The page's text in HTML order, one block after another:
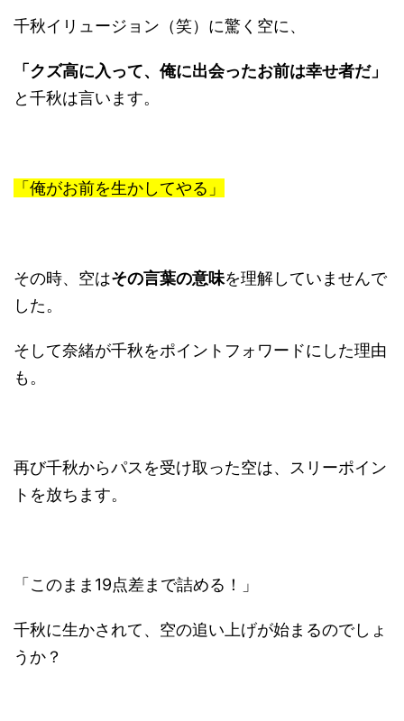
千秋イリュージョン（笑）に驚く空に、
「クズ高に入って、俺に出会ったお前は幸せ者だ」
と千秋は言います。
「俺がお前を生かしてやる」
その時、空はその言葉の意味を理解していませんで
した。
そして奈緒が千秋をポイントフォワードにした理由
も。
再び千秋からパスを受け取った空は、スリーポイン
トを放ちます。
「このまま19点差まで詰める！」
千秋に生かされて、空の追い上げが始まるのでしょ
うか？